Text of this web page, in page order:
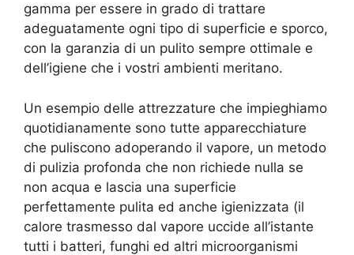
gamma per essere in grado di trattare
adeguatamente ogni tipo di superficie e sporco,
con la garanzia di un pulito sempre ottimale e
dell’igiene che i vostri ambienti meritano.
Un esempio delle attrezzature che impieghiamo
quotidianamente sono tutte apparecchiature
che puliscono adoperando il vapore, un metodo
di pulizia profonda che non richiede nulla se
non acqua e lascia una superficie
perfettamente pulita ed anche igienizzata (il
calore trasmesso dal vapore uccide all’istante
tutti i batteri, funghi ed altri microorganismi